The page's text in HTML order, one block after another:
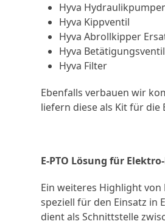
Hyva
Hyva Kippventil
Hyva Abrollkipper
Hyva
Hyva Filter
Ebenfalls verbauen wir
liefern diese als Kit für die
E-PTO Lösung für
Ein weiteres Highlight von
speziell für den Einsatz in
dient als Schnittstelle